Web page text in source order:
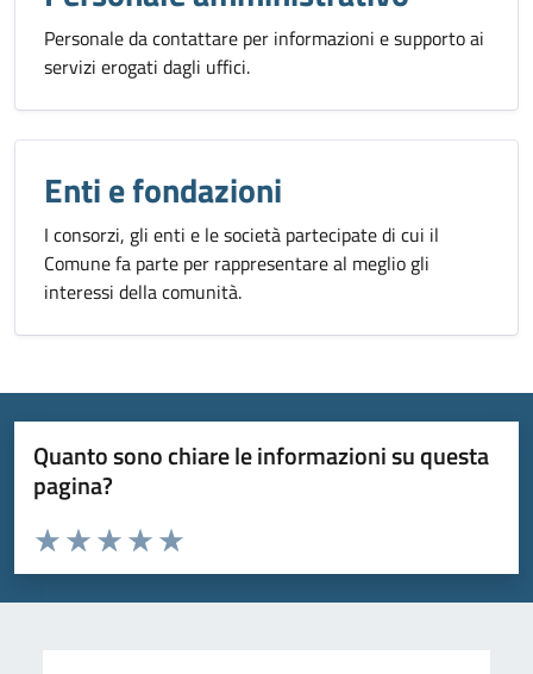
Personale da contattare per informazioni e supporto ai
servizi erogati dagli uffici.
Enti e fondazioni
I consorzi, gli enti e le società partecipate di cui il
Comune fa parte per rappresentare al meglio gli
interessi della comunità.
Quanto sono chiare le informazioni su questa
pagina?
Valuta da 1 a 5 stelle la pagina
Valuta 5 stelle su 5
Valuta 4 stelle su 5
Valuta 3 stelle su 5
Valuta 2 stelle su 5
Valuta 1 stelle su 5